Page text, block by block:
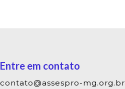
Entre em contato
contato@assespro-mg.org.br